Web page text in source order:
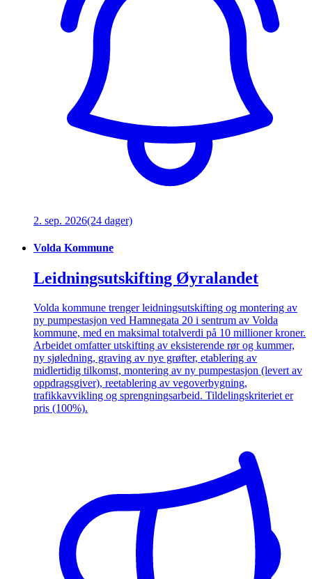
2. sep. 2026(24 dager)
Volda Kommune
Leidningsutskifting Øyralandet
Volda kommune trenger leidningsutskifting og montering av
ny pumpestasjon ved Hamnegata 20 i sentrum av Volda
kommune, med en maksimal totalverdi på 10 millioner kroner.
Arbeidet omfatter utskifting av eksisterende rør og kummer,
ny sjøledning, graving av nye grøfter, etablering av
midlertidig tilkomst, montering av ny pumpestasjon (levert av
oppdragsgiver), reetablering av vegoverbygning,
trafikkavvikling og sprengningsarbeid. Tildelingskriteriet er
pris (100%).